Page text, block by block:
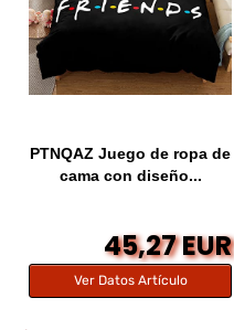
PTNQAZ Juego de ropa de
cama con diseño...
45,27 EUR
Ver Datos Artículo